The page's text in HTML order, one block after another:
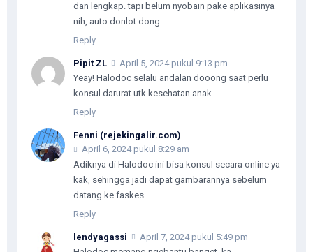
dan lengkap. tapi belum nyobain pake aplikasinya
nih, auto donlot dong
Reply
Pipit ZL
April 5, 2024 pukul 9:13 pm
Yeay! Halodoc selalu andalan dooong saat perlu
konsul darurat utk kesehatan anak
Reply
Fenni (rejekingalir.com)
April 6, 2024 pukul 8:29 am
Adiknya di Halodoc ini bisa konsul secara online ya
kak, sehingga jadi dapat gambarannya sebelum
datang ke faskes
Reply
lendyagassi
April 7, 2024 pukul 5:49 pm